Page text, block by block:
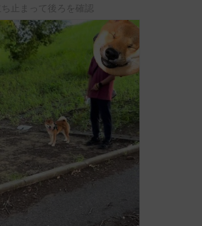
ち止まって後ろを確認